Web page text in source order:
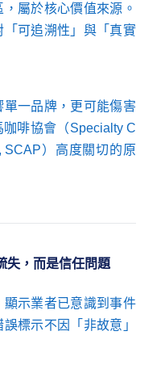
屬於核心價值來源。
可追溯性」與「真實
一品牌，更可能傷害
啡協會（Specialty C
SCAP）高度關切的原
失，而是信任問題
示業者已意識到事件
標示不因「非故意」